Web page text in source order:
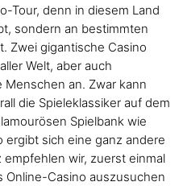
Tour, denn in diesem Land
sondern an bestimmten
Zwei gigantische Casino
Welt, aber auch
an. Zwar kann
die Spieleklassiker auf dem
Spielbank wie
ergibt sich eine ganz andere
wir, zuerst einmal
Online-Casino auszusuchen